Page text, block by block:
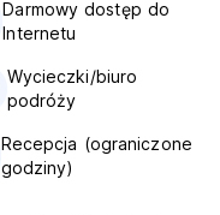
Darmowy dostęp do
Internetu
Wycieczki/biuro
podróży
Recepcja (ograniczone
godziny)